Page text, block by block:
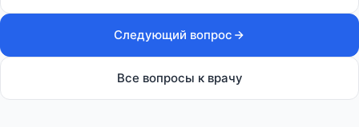
Следующий вопрос
Все вопросы к врачу